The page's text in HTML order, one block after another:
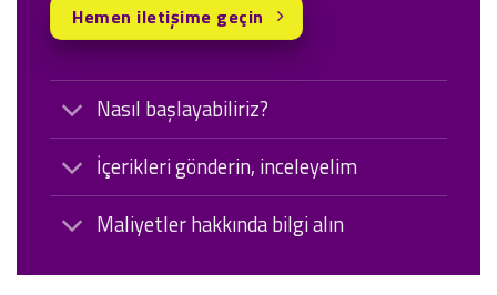
Nasıl başlayabiliriz?
İçerikleri gönderin, inceleyelim
Maliyetler hakkında bilgi alın
Hemen iletişime geçin